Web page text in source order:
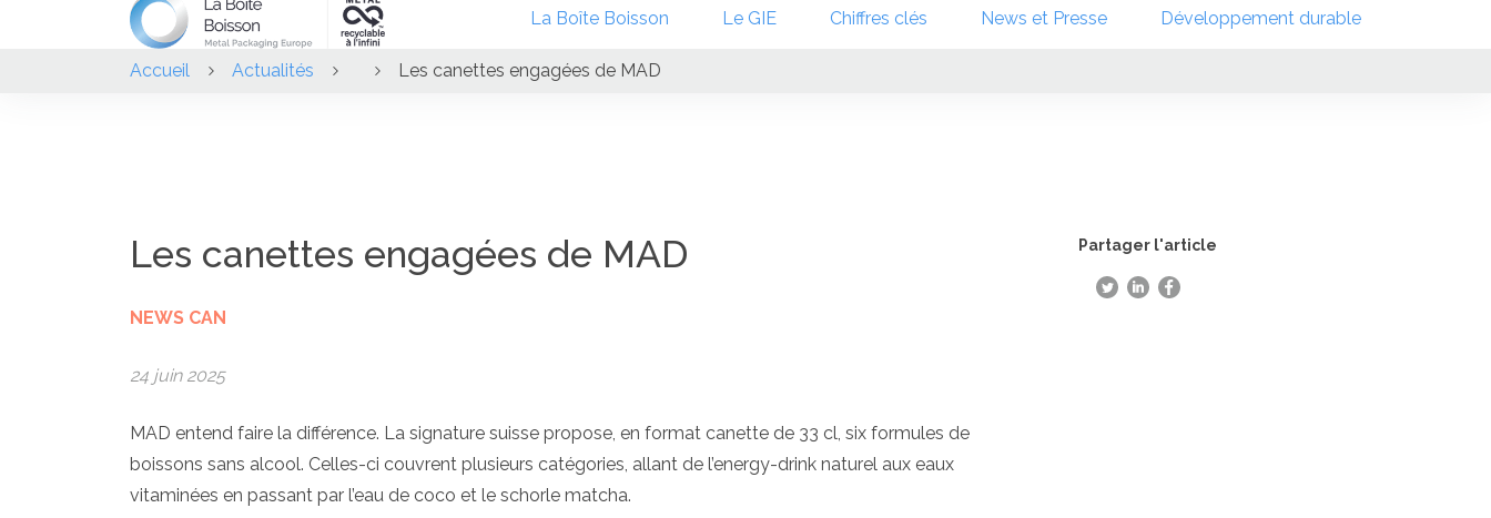
La Boîte Boisson Le GIE Chiffres clés News et Presse Développement durable
Accueil Actualités Les canettes engagées de MAD
Les canettes engagées de MAD
NEWS CAN
24 juin 2025
MAD entend faire la différence. La signature suisse propose, en format canette de 33 cl, six formules de
boissons sans alcool. Celles-ci couvrent plusieurs catégories, allant de l’energy-drink naturel aux eaux
vitaminées en passant par l’eau de coco et le schorle matcha.
Partager l'article